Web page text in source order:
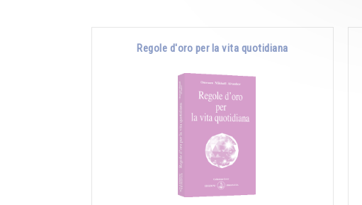
Regole d'oro per la vita quotidiana